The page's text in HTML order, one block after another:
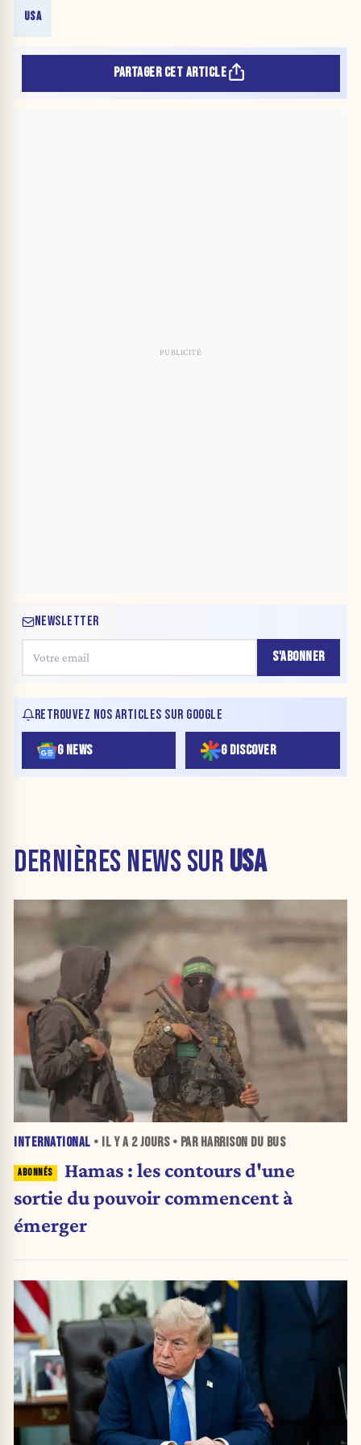
USA
PARTAGER CET ARTICLE
NEWSLETTER
S'ABONNER
RETROUVEZ NOS ARTICLES SUR GOOGLE
G NEWS G DISCOVER
DERNIÈRES NEWS SUR USA
INTERNATIONAL • IL Y A 2 JOURS• PAR HARRISON DU BUS
Hamas : les contours d'une
sortie du pouvoir commencent à
émerger